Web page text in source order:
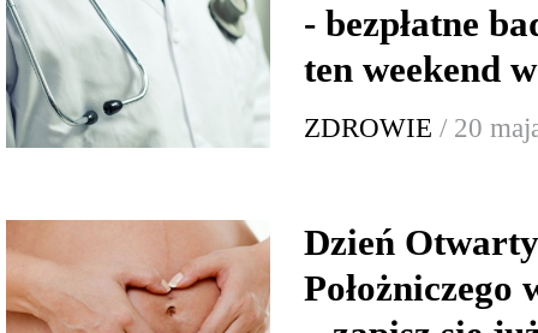
- bezpłatne
ten weekend
ZDROWIE / 20
Dzień
Położniczego